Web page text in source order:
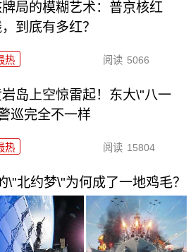
局的模糊艺术：普京核红
到底有多红？
热 阅读 5066
岩岛上空惊雷起！东大\"八一
巡完全不一样
热 阅读 15804
\"北约梦\"为何成了一地鸡毛？